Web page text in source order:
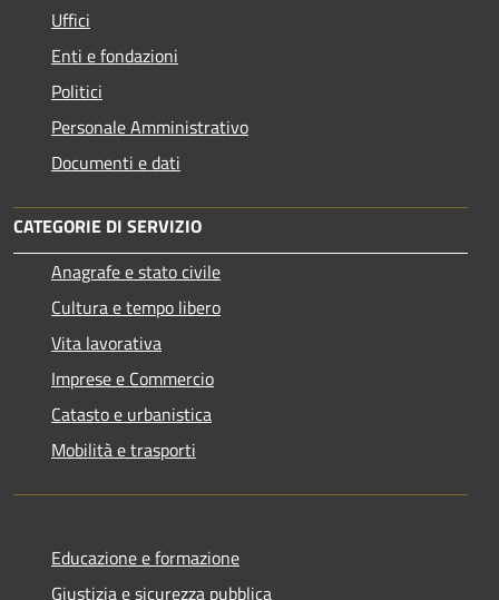
Uffici
Enti e fondazioni
Politici
Personale Amministrativo
Documenti e dati
CATEGORIE DI SERVIZIO
Anagrafe e stato civile
Cultura e tempo libero
Vita lavorativa
Imprese e Commercio
Catasto e urbanistica
Mobilità e trasporti
Educazione e formazione
Giustizia e sicurezza pubblica